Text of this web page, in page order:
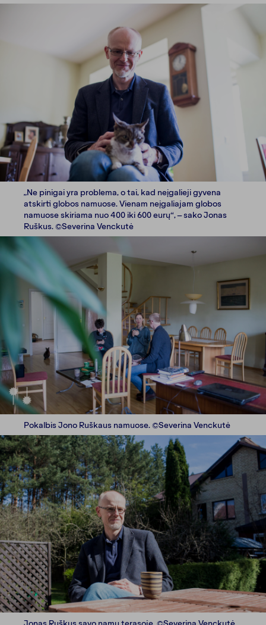
„Ne pinigai yra problema, o tai, kad neįgalieji gyvena
atskirti globos namuose. Vienam neįgaliajam globos
namuose skiriama nuo 400 iki 600 eurų“, – sako Jonas
Ruškus. ©Severina Venckutė
Pokalbis Jono Ruškaus namuose. ©Severina Venckutė